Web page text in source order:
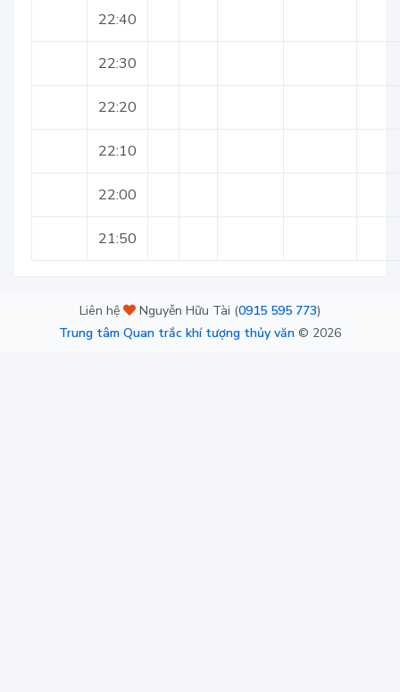
22:40
22:30
22:20
22:10
22:00
21:50
Liên hệ Nguyễn Hữu Tài (0915 595 773)
Trung tâm Quan trắc khí tượng thủy văn © 2026